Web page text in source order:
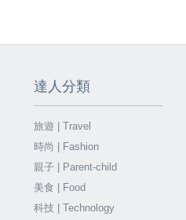
達人分類
旅遊 | Travel
時尚 | Fashion
親子 | Parent-child
美食 | Food
科技 | Technology